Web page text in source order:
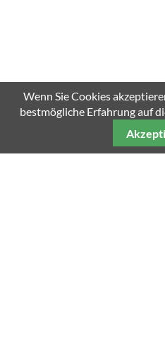
Wenn Sie Cookies
bestmögliche Erfahrung auf